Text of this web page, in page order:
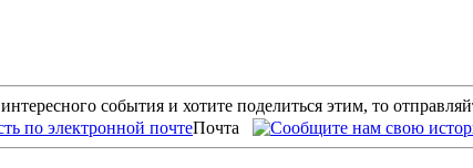
события и хотите поделиться этим, то
Почта